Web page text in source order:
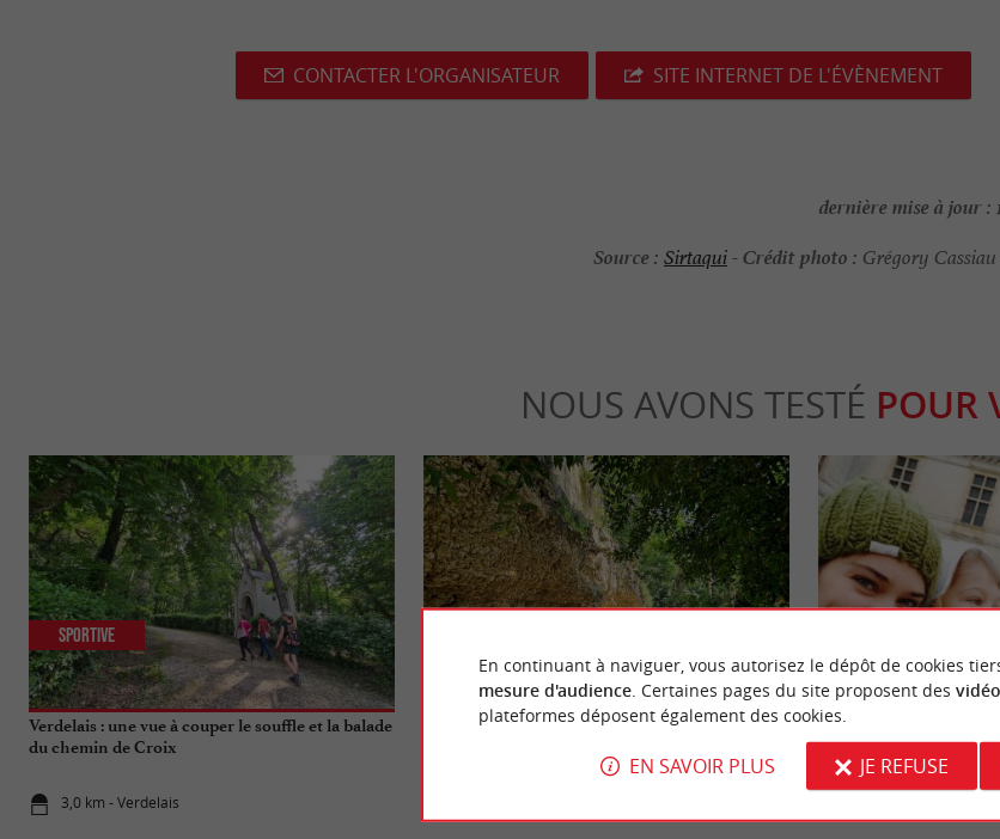
CONTACTER L'ORGANISATEUR SITE INTERNET DE L'ÉVÈNEMENT
dernière mise à jour :
Source : Sirtaqui-Crédit photo : Grégory
NOUS AVONS TESTÉ POUR
Verdelais : une vue à couper le souffle et la balade
du chemin de Croix
3,0 km - Verdelais
Sportive
Sainte-Croix-du-Mont visite insolite de ses
Visitez Cadillac en hiver,
château ...
En continuant à naviguer, vous autorisez le dépôt de cookies
mesure d'audience. Certaines pages du site proposent des
plateformes déposent également des cookies.
EN SAVOIR PLUS JE REFUSE